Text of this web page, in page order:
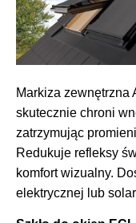
Markiza zewnętrzna
skutecznie chroni
zatrzymując
Redukuje refleksy
komfort wizualny.
elektrycznej lub